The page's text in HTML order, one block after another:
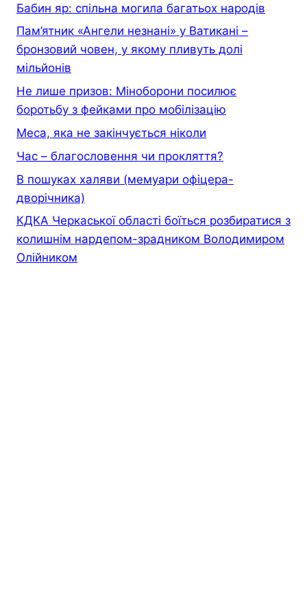
Бабин яр: спільна могила багатьох народів
Пам’ятник «Ангели незнані» у Ватикані –
бронзовий човен, у якому пливуть долі
мільйонів
Не лише призов: Міноборони посилює
боротьбу з фейками про мобілізацію
Меса, яка не закінчується ніколи
Час – благословення чи прокляття?
В пошуках халяви (мемуари офiцера-
дворiчника)
КДКА Черкаської області боїться розбиратися з
колишнім нардепом-зрадником Володимиром
Олійником